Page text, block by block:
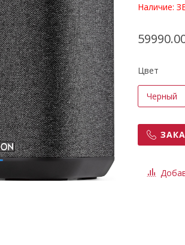
Наличие:
Цвет
Черный